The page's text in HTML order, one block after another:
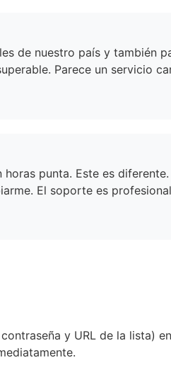
de nuestro país y también
Parece un servicio
punta. Este es diferente.
El soporte es
y URL de la lista)